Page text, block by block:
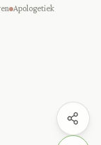
Apologetiek